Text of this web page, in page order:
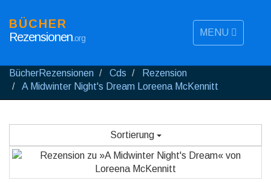
MENU
BÜCHER
Rezensionen.org
BücherRezensionen Cds
Rezension
A Midwinter Night's Dream Loreena McKennitt
Sortierung